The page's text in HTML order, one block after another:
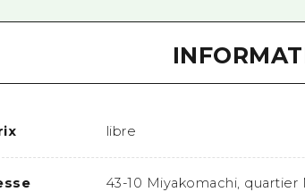
libre
43-10 Miyakomachi, quartier